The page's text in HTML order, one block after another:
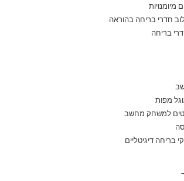
חדרי בריחה בהוראה
מפות
למשחק מחשב
בריחה דיגיטליים